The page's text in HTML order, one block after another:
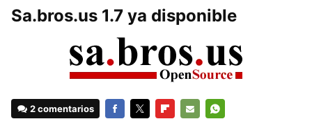
Sa.bros.us 1.7 ya disponible
2 comentarios